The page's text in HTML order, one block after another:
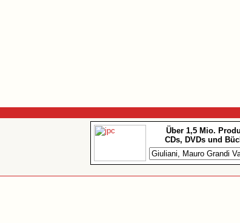
Über 1,5 Mio.
CDs, DVDs und